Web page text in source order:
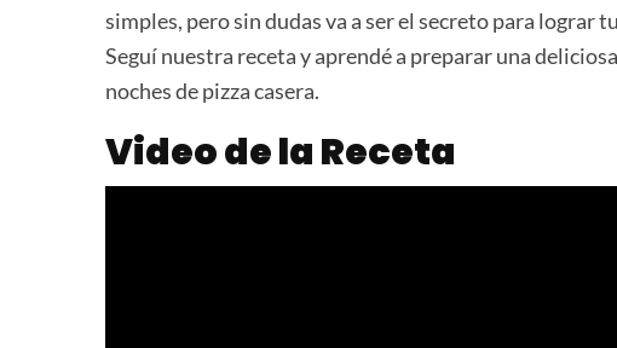
simples, pero sin dudas va a ser el secreto para lograr
Seguí nuestra receta y aprendé a preparar una deliciosa
noches de pizza casera.
Video de la Receta